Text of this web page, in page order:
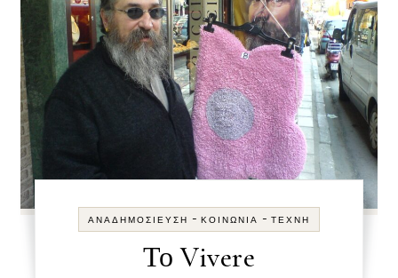
ΑΝΑΔΗΜΟΣΊΕΥΣΗ - ΚΟΙΝΩΝΊΑ - ΤΈΧΝΗ
Το Vivere